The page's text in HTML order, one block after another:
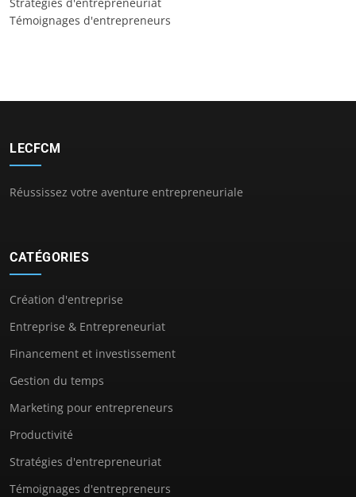
Témoignages d'entrepreneurs
LECFCM
Réussissez votre aventure entrepreneuriale
CATÉGORIES
Création d'entreprise
Entreprise & Entrepreneuriat
Financement et investissement
Gestion du temps
Marketing pour entrepreneurs
Productivité
Stratégies d'entrepreneuriat
Témoignages d'entrepreneurs